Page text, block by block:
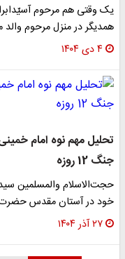
یک وقتی هم مرحوم
همدیگر در منزل مرحوم والد
۴ دی ۱۴۰۴
تحلیل مهم نوه امام
جنگ 12 روزه
حجت‌الاسلام ‌والمسلمین
خود در آستان مقدس حضرت
۲۷ آذر ۱۴۰۴